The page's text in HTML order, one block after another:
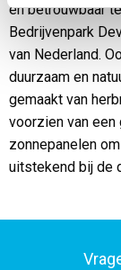
en betrouwbaar
Bedrijvenpark
van Nederland.
duurzaam en
gemaakt van
voorzien van
zonnepanelen
uitstekend bij de